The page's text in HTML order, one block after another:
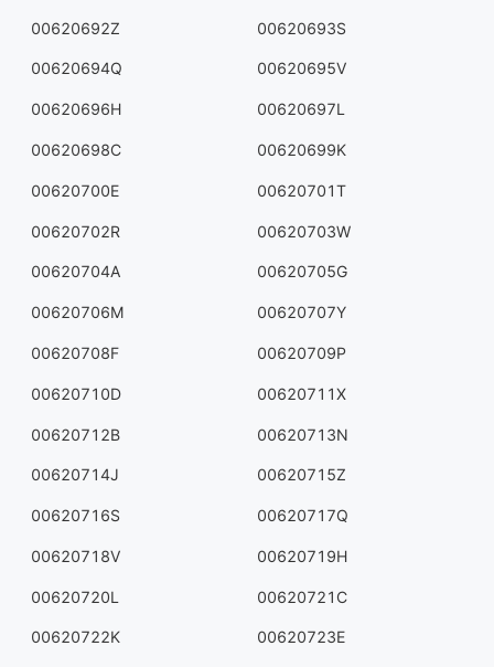
00620692Z 00620693S
00620694Q 00620695V
00620696H 00620697L
00620698C 00620699K
00620700E 00620701T
00620702R 00620703W
00620704A 00620705G
00620706M 00620707Y
00620708F 00620709P
00620710D 00620711X
00620712B 00620713N
00620714J 00620715Z
00620716S 00620717Q
00620718V 00620719H
00620720L 00620721C
00620722K 00620723E